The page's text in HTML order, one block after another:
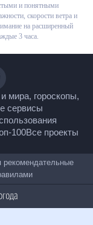
с простыми
о температуре,
явлениях. Также
отражает все
и мира,
сервисы
с